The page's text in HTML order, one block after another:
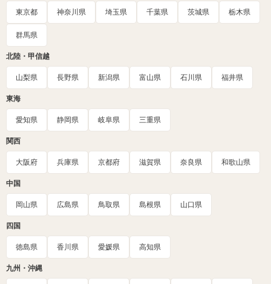
東京都 神奈川県 埼玉県 千葉県 茨城県 栃木県
群馬県
北陸・甲信越
山梨県 長野県 新潟県 富山県 石川県 福井県
東海
愛知県 静岡県 岐阜県 三重県
関西
大阪府 兵庫県 京都府 滋賀県 奈良県 和歌山県
中国
岡山県 広島県 鳥取県 島根県 山口県
四国
徳島県 香川県 愛媛県 高知県
九州・沖縄